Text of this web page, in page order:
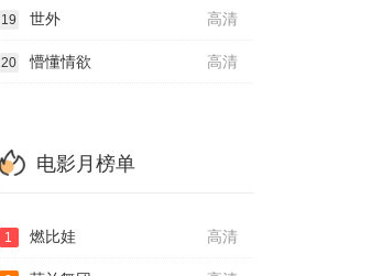
高清
19 世外
高清
20 懵懂情欲
电影月榜单
高清
1 燃比娃